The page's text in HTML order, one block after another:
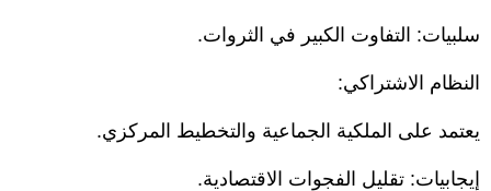
سلبيات: التفاوت الكبير في الثروات.
النظام الاشتراكي:
يعتمد على الملكية الجماعية والتخطيط المركزي.
إيجابيات: تقليل الفجوات الاقتصادية.